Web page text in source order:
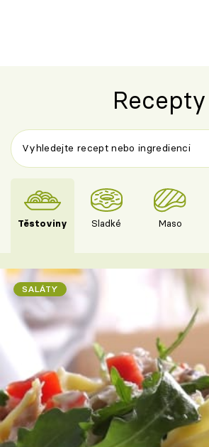
Recepty
Těstoviny Sladké Maso
SALÁTY